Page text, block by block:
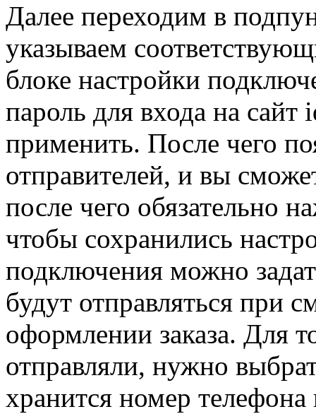
Далее переходим в
указываем
блоке настройки
пароль для входа на
применить. После чего
отправителей, и вы
после чего обязательно
чтобы сохранились
подключения можно
будут отправляться при
оформлении заказа. Для
отправляли, нужно
хранится номер телефона